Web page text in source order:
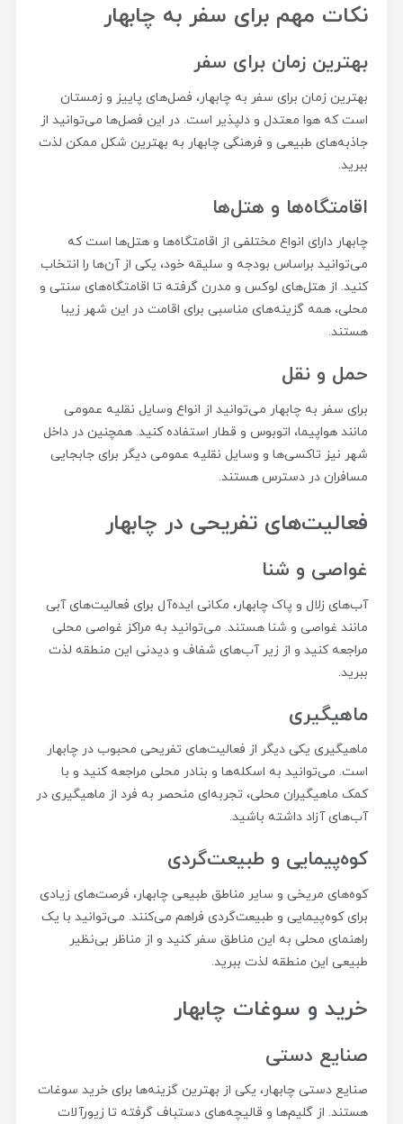
نکات مهم برای سفر به چابهار
بهترین زمان برای سفر
بهترین زمان برای سفر به چابهار، فصل‌های پاییز و زمستان
است که هوا معتدل و دلپذیر است. در این فصل‌ها می‌توانید از
جاذبه‌های طبیعی و فرهنگی چابهار به بهترین شکل ممکن لذت
ببرید.
اقامتگاه‌ها و هتل‌ها
چابهار دارای انواع مختلفی از اقامتگاه‌ها و هتل‌ها است که
می‌توانید براساس بودجه و سلیقه خود، یکی از آن‌ها را انتخاب
کنید. از هتل‌های لوکس و مدرن گرفته تا اقامتگاه‌های سنتی و
محلی، همه گزینه‌های مناسبی برای اقامت در این شهر زیبا
هستند.
حمل و نقل
برای سفر به چابهار می‌توانید از انواع وسایل نقلیه عمومی
مانند هواپیما، اتوبوس و قطار استفاده کنید. همچنین در داخل
شهر نیز تاکسی‌ها و وسایل نقلیه عمومی دیگر برای جابجایی
مسافران در دسترس هستند.
فعالیت‌های تفریحی در چابهار
غواصی و شنا
آب‌های زلال و پاک چابهار، مکانی ایده‌آل برای فعالیت‌های آبی
مانند غواصی و شنا هستند. می‌توانید به مراکز غواصی محلی
مراجعه کنید و از زیر آب‌های شفاف و دیدنی این منطقه لذت
ببرید.
ماهیگیری
ماهیگیری یکی دیگر از فعالیت‌های تفریحی محبوب در چابهار
است. می‌توانید به اسکله‌ها و بنادر محلی مراجعه کنید و با
کمک ماهیگیران محلی، تجربه‌ای منحصر به فرد از ماهیگیری در
آب‌های آزاد داشته باشید.
کوه‌پیمایی و طبیعت‌گردی
کوه‌های مریخی و سایر مناطق طبیعی چابهار، فرصت‌های زیادی
برای کوه‌پیمایی و طبیعت‌گردی فراهم می‌کنند. می‌توانید با یک
راهنمای محلی به این مناطق سفر کنید و از مناظر بی‌نظیر
طبیعی این منطقه لذت ببرید.
خرید و سوغات چابهار
صنایع دستی
صنایع دستی چابهار، یکی از بهترین گزینه‌ها برای خرید سوغات
هستند. از گلیم‌ها و قالیچه‌های دستباف گرفته تا زیورآلات